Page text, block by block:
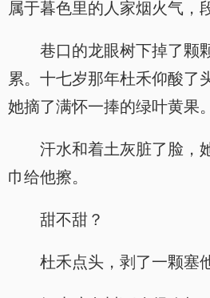
属于暮色里的人家烟火气，
巷口的龙眼树下掉了颗
累。十七岁那年杜禾仰酸了
她摘了满怀一捧的绿叶黄果。
汗水和着土灰脏了脸，
巾给他擦。
甜不甜？
杜禾点头，剥了一颗塞